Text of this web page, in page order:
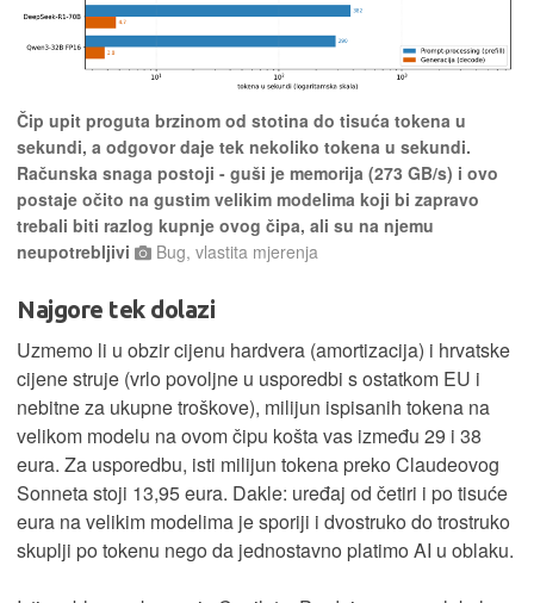
Čip upit proguta brzinom od stotina do tisuća tokena u
sekundi, a odgovor daje tek nekoliko tokena u sekundi.
Računska snaga postoji - guši je memorija (273 GB/s) i ovo
postaje očito na gustim velikim modelima koji bi zapravo
trebali biti razlog kupnje ovog čipa, ali su na njemu
neupotrebljivi
Bug, vlastita mjerenja
Najgore tek dolazi
Uzmemo li u obzir cijenu hardvera (amortizacija) i hrvatske
cijene struje (vrlo povoljne u usporedbi s ostatkom EU i
nebitne za ukupne troškove), milijun ispisanih tokena na
velikom modelu na ovom čipu košta vas između 29 i 38
eura. Za usporedbu, isti milijun tokena preko Claudeovog
Sonneta stoji 13,95 eura. Dakle: uređaj od četiri i po tisuće
eura na velikim modelima je sporiji i dvostruko do trostruko
skuplji po tokenu nego da jednostavno platimo AI u oblaku.